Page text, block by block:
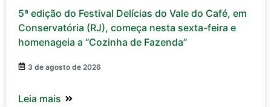
5ª edição do Festival Delícias do Vale do Café, em
Conservatória (RJ), começa nesta sexta-feira e
homenageia a “Cozinha de Fazenda”
3 de agosto de 2026
Leia mais